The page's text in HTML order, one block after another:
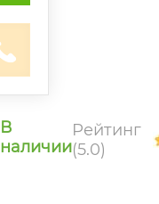
В
наличии
Рейтинг
(5.0)